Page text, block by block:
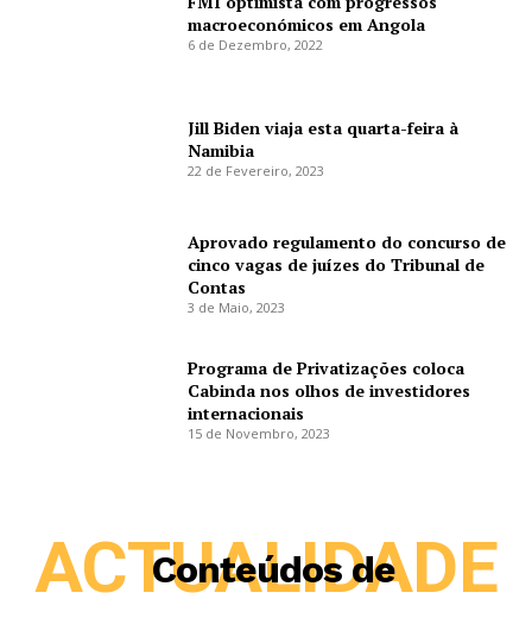
macroeconómicos em Angola
6 de Dezembro, 2022
Jill Biden viaja esta quarta-feira à
Namibia
22 de Fevereiro, 2023
Aprovado regulamento do concurso de
cinco vagas de juízes do Tribunal de
Contas
3 de Maio, 2023
Programa de Privatizações coloca
Cabinda nos olhos de investidores
internacionais
15 de Novembro, 2023
Conteúdos de
ACTUALIDADE